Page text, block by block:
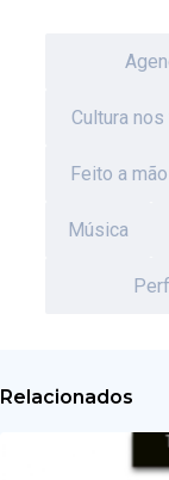
Cultura
Feito a mão
Música
Relacionados